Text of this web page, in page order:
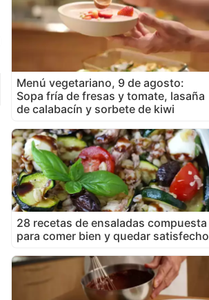
Menú vegetariano, 9 de agosto:
Sopa fría de fresas y tomate, lasaña
de calabacín y sorbete de kiwi
28 recetas de ensaladas compuesta
para comer bien y quedar satisfecho